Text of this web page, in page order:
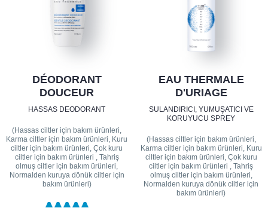
DÉODORANT
DOUCEUR
HASSAS DEODORANT
(Hassas ciltler için bakım ürünleri,
Karma ciltler için bakım ürünleri, Kuru
ciltler için bakım ürünleri, Çok kuru
ciltler için bakım ürünleri , Tahriş
olmuş ciltler için bakım ürünleri,
Normalden kuruya dönük ciltler için
bakım ürünleri)
EAU THERMALE
D'URIAGE
SULANDIRICI, YUMUŞATICI VE
KORUYUCU SPREY
(Hassas ciltler için bakım ürünleri,
Karma ciltler için bakım ürünleri, Kuru
ciltler için bakım ürünleri, Çok kuru
ciltler için bakım ürünleri , Tahriş
olmuş ciltler için bakım ürünleri,
Normalden kuruya dönük ciltler için
bakım ürünleri)